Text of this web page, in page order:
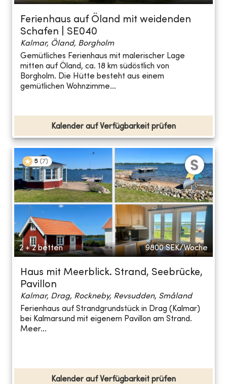
Ferienhaus auf Öland mit weidenden
Schafen | SE040
Kalmar, Öland, Borgholm
Gemütliches Ferienhaus mit malerischer Lage
mitten auf Öland, ca. 18 km südöstlich von
Borgholm. Die Hütte besteht aus einem
gemütlichen Wohnzimme...
Kalender auf Verfügbarkeit prüfen
5 (7)
2 + 2 betten 9800 SEK/Woche
Haus mit Meerblick. Strand, Seebrücke,
Pavillon
Kalmar, Drag, Rockneby, Revsudden, Småland
Ferienhaus auf Strandgrundstück in Drag (Kalmar)
bei Kalmarsund mit eigenem Pavillon am Strand.
Meer...
Kalender auf Verfügbarkeit prüfen